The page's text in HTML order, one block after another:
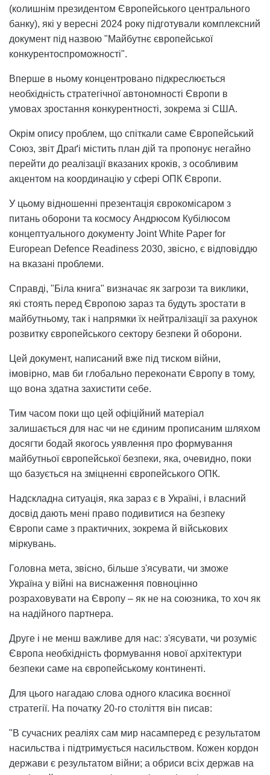
(колишнім президентом Європейського центрального
банку), які у вересні 2024 року підготували комплексний
документ під назвою "Майбутнє європейської
конкурентоспроможності".
Вперше в ньому концентровано підкреслюється
необхідність стратегічної автономності Європи в
умовах зростання конкурентності, зокрема зі США.
Окрім опису проблем, що спіткали саме Європейський
Союз, звіт Драґі містить план дій та пропонує негайно
перейти до реалізації вказаних кроків, з особливим
акцентом на координацію у сфері ОПК Європи.
У цьому відношенні презентація єврокомісаром з
питань оборони та космосу Андрюсом Кубілюсом
концептуального документу Joint White Paper for
European Defence Readiness 2030, звісно, є відповіддю
на вказані проблеми.
Справді, "Біла книга" визначає як загрози та виклики,
які стоять перед Європою зараз та будуть зростати в
майбутньому, так і напрямки їх нейтралізації за рахунок
розвитку європейського сектору безпеки й оборони.
Цей документ, написаний вже під тиском війни,
імовірно, мав би глобально переконати Європу в тому,
що вона здатна захистити себе.
Тим часом поки що цей офіційний матеріал
залишається для нас чи не єдиним прописаним шляхом
досягти бодай якогось уявлення про формування
майбутньої європейської безпеки, яка, очевидно, поки
що базується на зміцненні європейського ОПК.
Надскладна ситуація, яка зараз є в Україні, і власний
досвід дають мені право подивитися на безпеку
Європи саме з практичних, зокрема й військових
міркувань.
Головна мета, звісно, більше з'ясувати, чи зможе
Україна у війні на виснаження повноцінно
розраховувати на Європу – як не на союзника, то хоч як
на надійного партнера.
Друге і не менш важливе для нас: з'ясувати, чи розуміє
Європа необхідність формування нової архітектури
безпеки саме на європейському континенті.
Для цього нагадаю слова одного класика воєнної
стратегії. На початку 20-го століття він писав:
"В сучасних реаліях сам мир насамперед є результатом
насильства і підтримується насильством. Кожен кордон
держави є результатом війни; а обриси всіх держав на